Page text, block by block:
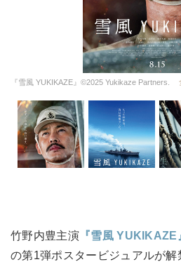
『雪風 YUKIKAZE』©️2025 Yukikaze Partners.
竹野内豊主演『雪風 YUKIKAZE
の第1弾ポスタービジュアルが解